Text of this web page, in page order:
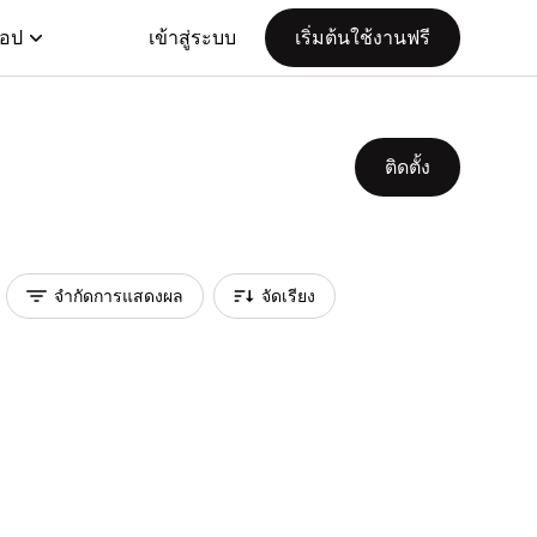
ป เข้าสู่ระบบ เริ่มต้นใช้งานฟรี
ติดตั้ง
จำกัดการแสดงผล จัดเรียง